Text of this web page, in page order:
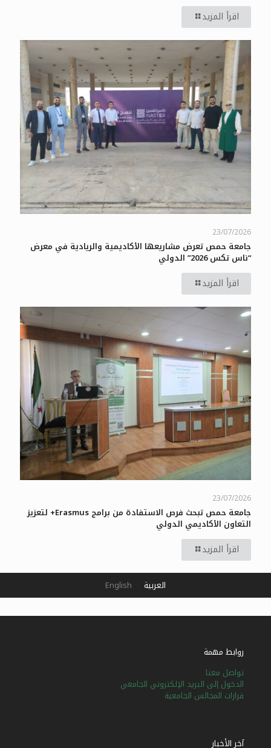
اقرأ المزيد
23/07/2026
جامعة حمص تعرض مشاريعها الأكاديمية والريادية في معرض
“ناس تكس 2026” الدولي
اقرأ المزيد
23/07/2026
جامعة حمص تبحث فرص الاستفادة من برامج Erasmus+ لتعزيز
التعاون الأكاديمي الدولي
اقرأ المزيد
روابط مهمة
تواصل معنا
الدخول إلى البريد الإلكتروني الجامعي
قرارات المجالس الجامعية
آخر الأخبار
العربية English